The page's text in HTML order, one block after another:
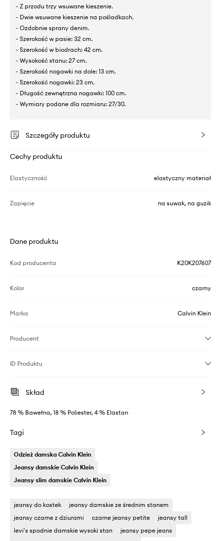
- Z przodu trzy wsuwane kieszenie.
- Dwie wsuwane kieszenie na pośladkach.
- Ozdobnie sprany denim.
- Szerokość w pasie: 32 cm.
- Szerokość w biodrach: 42 cm.
- Wysokość stanu: 27 cm.
- Szerokość nogawki na dole: 13 cm.
- Szerokość nogawki: 23 cm.
- Długość zewnętrzna nogawki: 100 cm.
- Wymiary podane dla rozmiaru: 27/30.
Szczegóły produktu
Cechy produktu
Elastyczność elastyczny materiał
Zapięcie na suwak, na guzik
Dane produktu
Kod producenta K20K207607
Kolor czarny
Marka Calvin Klein
Producent
ID Produktu
Skład
78 % Bawełna, 18 % Poliester, 4 % Elastan
Tagi
Odzież damska Calvin Klein
Jeansy damskie Calvin Klein
Jeansy slim damskie Calvin Klein
jeansy do kostek
jeansy damskie ze średnim stanem
jeansy czarne z dziurami
czarne jeansy petite
jeansy tall
levi's spodnie damskie wysoki stan
jeansy pepe jeans